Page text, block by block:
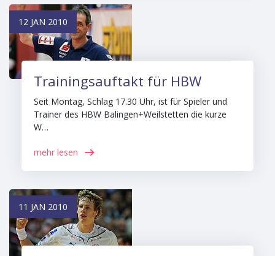
12 JAN 2010
Trainingsauftakt für HBW
Seit Montag, Schlag 17.30 Uhr, ist für Spieler und
Trainer des HBW Balingen+Weilstetten die kurze
W…
mehr lesen
11 JAN 2010